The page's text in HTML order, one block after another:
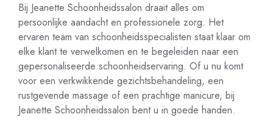
Bij Jeanette Schoonheidssalon draait alles om
persoonlijke aandacht en professionele zorg. Het
ervaren team van schoonheidsspecialisten staat klaar om
elke klant te verwelkomen en te begeleiden naar een
gepersonaliseerde schoonheidservaring. Of u nu komt
voor een verkwikkende gezichtsbehandeling, een
rustgevende massage of een prachtige manicure, bij
Jeanette Schoonheidssalon bent u in goede handen.